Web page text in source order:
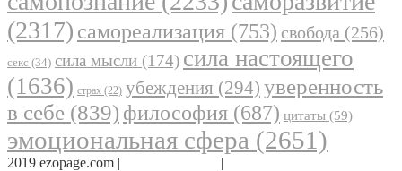
(2317) самореализация (753) свобода (256)
секс (34) сила мысли (174) сила настоящего
(1636) страх (22) убеждения (294) уверенность
в себе (839) философия (687) цитаты (59)
эмоциональная сфера (2651)
2019 ezopage.com | |